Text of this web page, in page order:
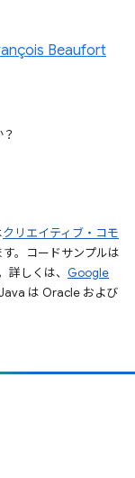
Beaufort
クリエイティブ・コモ
。コードサンプルは
詳しくは、 Google
は Oracle および